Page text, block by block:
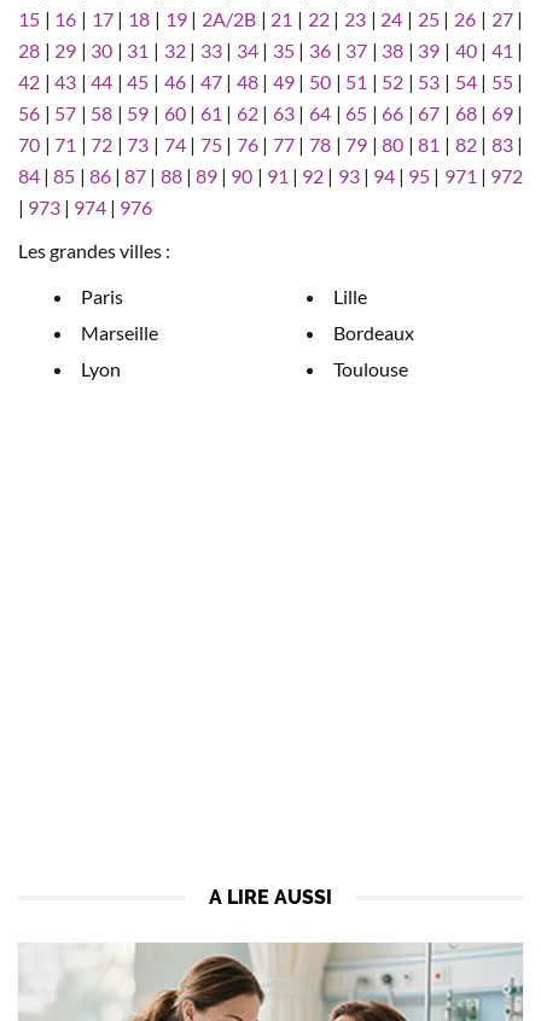
15 | 16 | 17| 18 | 19| 2A/2B| 21 | 22| 23 | 24 | 25| 26 | 27|
28 | 29 | 30 | 31 | 32| 33| 34| 35| 36 | 37 | 38 | 39 | 40| 41 |
42 |43 |44 |45 | 46| 47| 48| 49| 50 | 51 | 52 | 53 | 54| 55|
56 | 57 | 58 | 59 | 60| 61 | 62| 63| 64 |65 |66 |67 | 68| 69|
70 |71 |72 |73 | 74| 75| 76| 77| 78 |79 |80 |81 | 82| 83|
84 |85 | 86|87 | 88| 89| 90 | 91 | 92 | 93| 94| 95 | 971 | 972
| 973 | 974 | 976
Les grandes villes :
Paris
Marseille
Lyon
Lille
Bordeaux
Toulouse
A LIRE AUSSI